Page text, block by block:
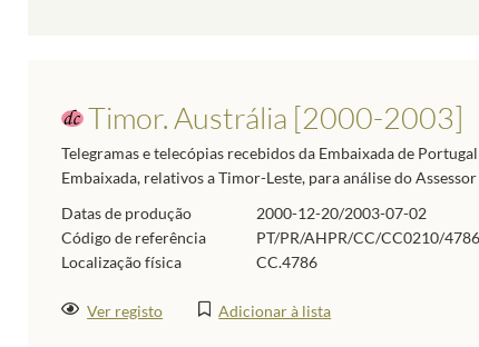
Timor. Austrália [2000-2003]
Telegramas e telecópias recebidos da Embaixada de
Embaixada, relativos a Timor-Leste, para análise do
Datas de produção
2000-12-20/2003-07-02
Código de referência
PT/PR/AHPR/CC/CC0210/4786
Localização física
CC.4786
Ver registo Adicionar à lista